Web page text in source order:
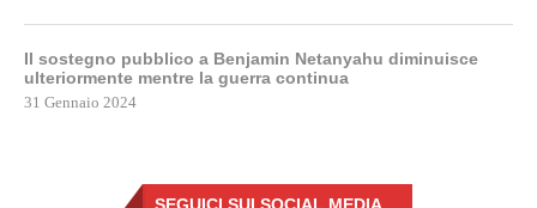
Il sostegno pubblico a Benjamin Netanyahu diminuisce
ulteriormente mentre la guerra continua
31 Gennaio 2024
SEGUICI SUI SOCIAL MEDIA